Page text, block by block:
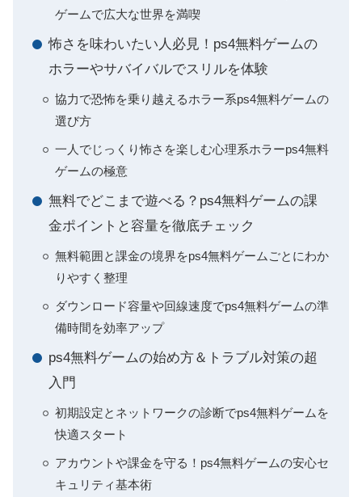
ゲームで広大な世界を満喫
怖さを味わいたい人必見！ps4無料ゲームの
ホラーやサバイバルでスリルを体験
協力で恐怖を乗り越えるホラー系ps4無料ゲームの
選び方
一人でじっくり怖さを楽しむ心理系ホラーps4無料
ゲームの極意
無料でどこまで遊べる？ps4無料ゲームの課
金ポイントと容量を徹底チェック
無料範囲と課金の境界をps4無料ゲームごとにわか
りやすく整理
ダウンロード容量や回線速度でps4無料ゲームの準
備時間を効率アップ
ps4無料ゲームの始め方＆トラブル対策の超
入門
初期設定とネットワークの診断でps4無料ゲームを
快適スタート
アカウントや課金を守る！ps4無料ゲームの安心セ
キュリティ基本術